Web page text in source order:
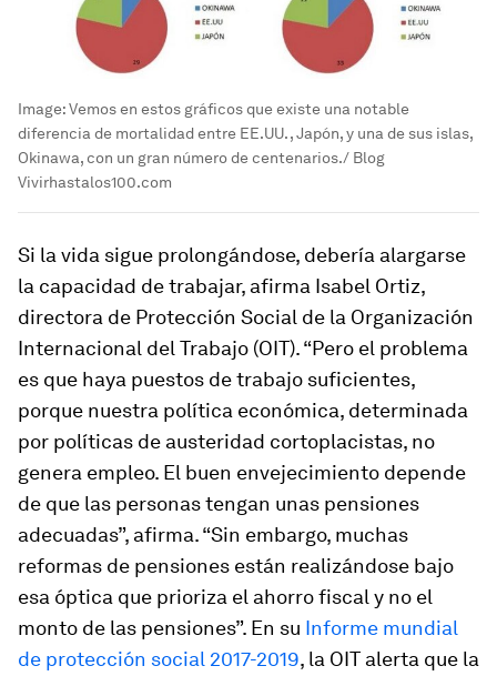
Image:Vemos en estos gráficos que existe una notable
diferencia de mortalidad entre EE.UU. , Japón, y una de sus islas,
Okinawa, con un gran número de centenarios./ Blog
Vivirhastalos100.com
Si la vida sigue prolongándose, debería alargarse
la capacidad de trabajar, afirma Isabel Ortiz,
directora de Protección Social de la Organización
Internacional del Trabajo (OIT). “Pero el problema
es que haya puestos de trabajo suficientes,
porque nuestra política económica, determinada
por políticas de austeridad cortoplacistas, no
genera empleo. El buen envejecimiento depende
de que las personas tengan unas pensiones
adecuadas”, afirma. “Sin embargo, muchas
reformas de pensiones están realizándose bajo
esa óptica que prioriza el ahorro fiscal y no el
monto de las pensiones”. En su Informe mundial
de protección social 2017-2019, la OIT alerta que la